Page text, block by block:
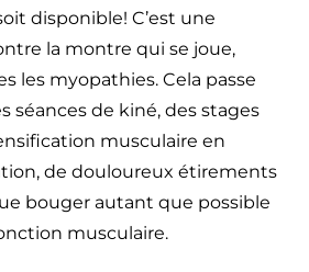
disponible! C’est une
la montre qui se joue,
les myopathies. Cela passe
séances de kiné, des stages
musculaire en
de douloureux étirements
bouger autant que possible
musculaire.